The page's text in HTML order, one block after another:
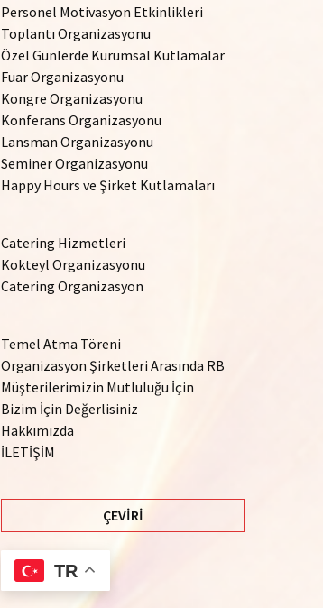
Personel Motivasyon Etkinlikleri
Toplantı Organizasyonu
Özel Günlerde Kurumsal Kutlamalar
Fuar Organizasyonu
Kongre Organizasyonu
Konferans Organizasyonu
Lansman Organizasyonu
Seminer Organizasyonu
Happy Hours ve Şirket Kutlamaları
Catering Hizmetleri
Kokteyl Organizasyonu
Catering Organizasyon
Temel Atma Töreni
Organizasyon Şirketleri Arasında RB
Müşterilerimizin Mutluluğu İçin
Bizim İçin Değerlisiniz
Hakkımızda
İLETİŞİM
ÇEVIRI
TR